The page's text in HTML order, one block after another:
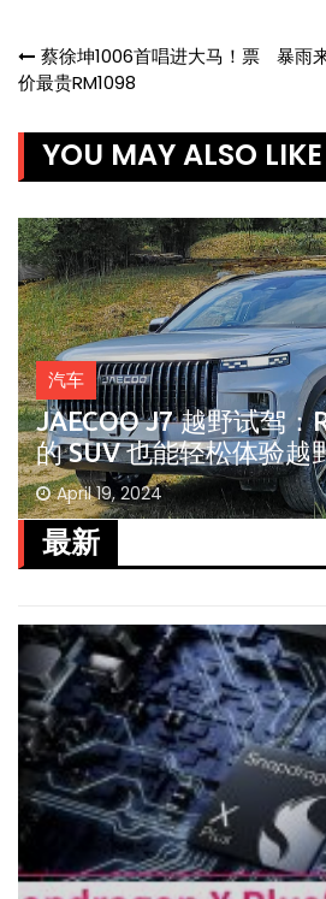
Post
蔡徐坤1006首唱进大马！票
价最贵RM1098
暴雨
YOU MAY ALSO
汽车
JAECOO J7 越野试驾
的 SUV 也能轻松体验越
April 19, 2024
最新